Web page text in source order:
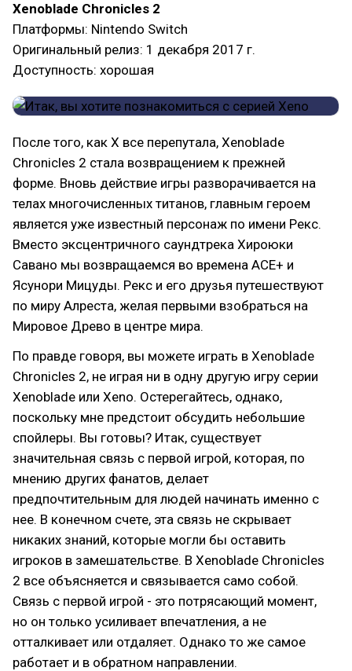
Xenoblade Chronicles 2
Платформы: Nintendo Switch
Оригинальный релиз: 1 декабря 2017 г.
Доступность: хорошая
После того, как X все перепутала, Xenoblade
Chronicles 2 стала возвращением к прежней
форме. Вновь действие игры разворачивается на
телах многочисленных титанов, главным героем
является уже известный персонаж по имени Рекс.
Вместо эксцентричного саундтрека Хироюки
Савано мы возвращаемся во времена ACE+ и
Ясунори Мицуды. Рекс и его друзья путешествуют
по миру Алреста, желая первыми взобраться на
Мировое Древо в центре мира.
По правде говоря, вы можете играть в Xenoblade
Chronicles 2, не играя ни в одну другую игру серии
Xenoblade или Xeno. Остерегайтесь, однако,
поскольку мне предстоит обсудить небольшие
спойлеры. Вы готовы? Итак, существует
значительная связь с первой игрой, которая, по
мнению других фанатов, делает
предпочтительным для людей начинать именно с
нее. В конечном счете, эта связь не скрывает
никаких знаний, которые могли бы оставить
игроков в замешательстве. В Xenoblade Chronicles
2 все объясняется и связывается само собой.
Связь с первой игрой - это потрясающий момент,
но он только усиливает впечатления, а не
отталкивает или отдаляет. Однако то же самое
работает и в обратном направлении.